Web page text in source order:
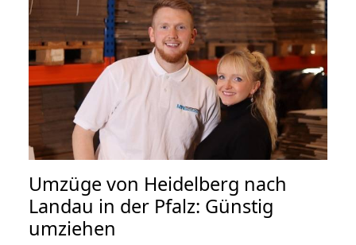
Umzüge von Heidelberg nach
Landau in der Pfalz: Günstig
umziehen